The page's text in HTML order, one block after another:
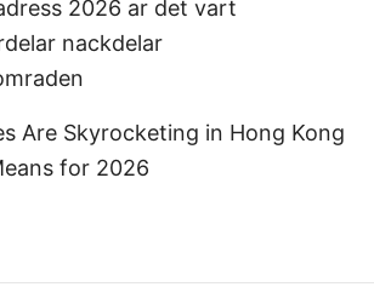
2026 ar det vart
nackdelar
Are Skyrocketing in Hong Kong
for 2026